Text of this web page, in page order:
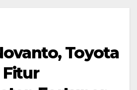
Toyota